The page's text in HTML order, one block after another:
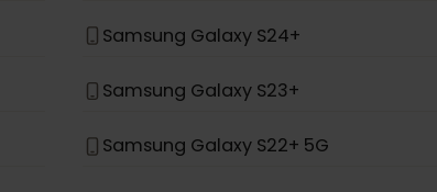
Samsung Galaxy Z Fold 4
Samsung Galaxy Z Flip 4